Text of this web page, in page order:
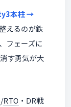
本柱 →
えるのが鉄
フェーズに
す勇気が大
/RTO ・DR戦